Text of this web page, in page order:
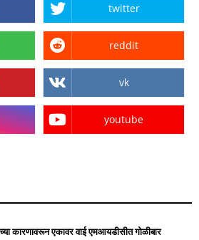
twitter
reddit
vk
youtube
कारणावरून एकावर वाई एमआयडीसीत गोळीबार